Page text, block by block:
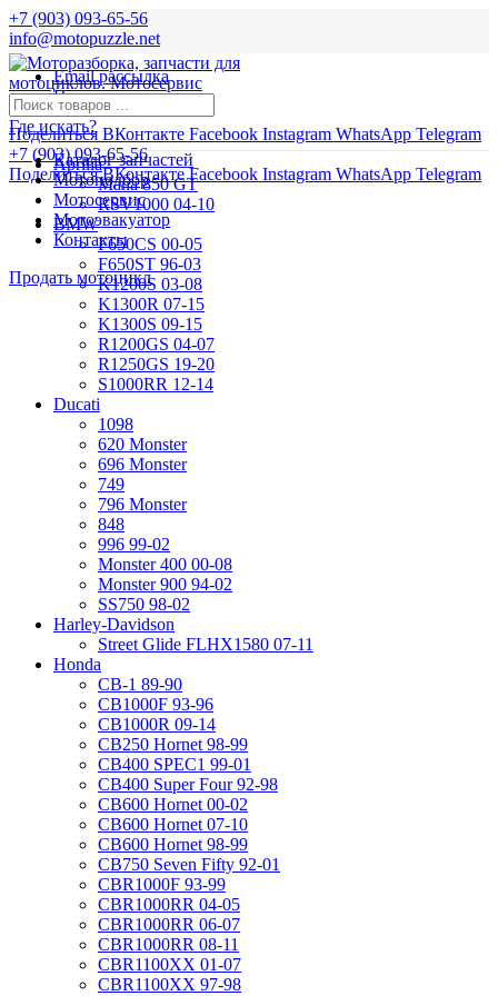
+7 (903) 093-65-56
info@motopuzzle.net
Email рассылка
Новости
Поделиться ВКонтакте Facebook Instagram WhatsApp Telegram
+7 (903) 093-65-56
Поделиться ВКонтакте Facebook Instagram WhatsApp Telegram
Где искать?
Aprilia
Mana 850 GT
RSV1000 04-10
BMW
F650CS 00-05
F650ST 96-03
K1200S 03-08
K1300R 07-15
K1300S 09-15
R1200GS 04-07
R1250GS 19-20
S1000RR 12-14
Ducati
1098
620 Monster
696 Monster
749
796 Monster
848
996 99-02
Monster 400 00-08
Monster 900 94-02
SS750 98-02
Harley-Davidson
Street Glide FLHX1580 07-11
Honda
CB-1 89-90
CB1000F 93-96
CB1000R 09-14
CB250 Hornet 98-99
CB400 SPEC1 99-01
CB400 Super Four 92-98
CB600 Hornet 00-02
CB600 Hornet 07-10
CB600 Hornet 98-99
CB750 Seven Fifty 92-01
CBR1000F 93-99
CBR1000RR 04-05
CBR1000RR 06-07
CBR1000RR 08-11
CBR1100XX 01-07
CBR1100XX 97-98
Каталог запчастей
Мотоподбор
Мотосервис
Мотоэвакуатор
Контакты
Продать мотоцикл